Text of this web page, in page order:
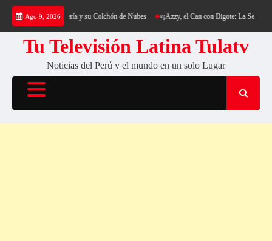
Saltar
contenido
Ago 9, 2026
al Cerro Cantería y su Colchón de Nubes «¡Azzy, el Can con Bigote: La Sensación
Tu Televisión Latina Tulatv
Noticias del Perú y el mundo en un solo Lugar